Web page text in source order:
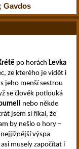
Gavdos
po horách Levka
ze kterého je vidět i
jeho menší sestrou
se člověk potlouká
nebo někde
jsem si říkal, že
by nešlo o hory –
výspa
musely započítat i